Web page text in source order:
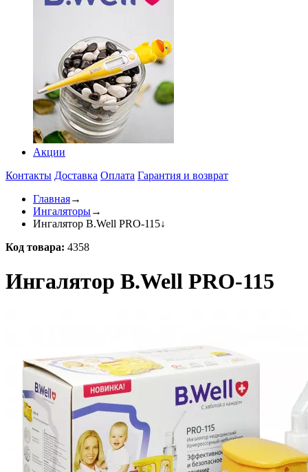
Акции
Контакты Доставка Оплата Гарантия и возврат
Главная→
Ингаляторы→
Ингалятор B.Well PRO-115↓
Код товара: 4358
Ингалятор B.Well PRO-115